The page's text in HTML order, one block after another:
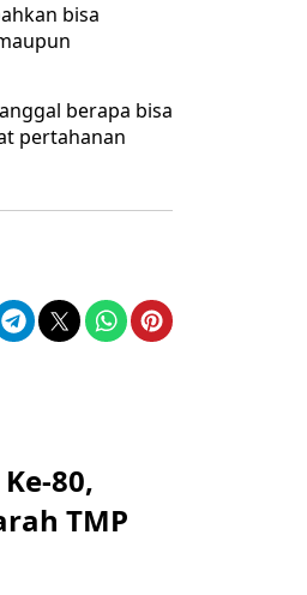
bisa
berapa bisa
pertahanan
80,
TMP